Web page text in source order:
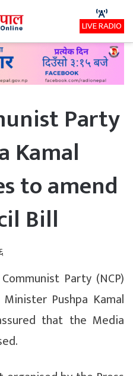
LIVE RADIO
Party
Kamal
to amend
Bill
Party (NCP)
Pushpa Kamal
that the Media